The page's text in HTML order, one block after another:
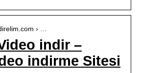
› …
indir –
indirme Sitesi